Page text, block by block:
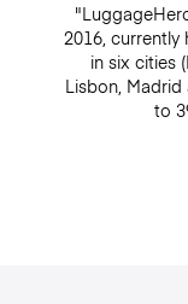
2016,
in six cities
Lisbon,
to